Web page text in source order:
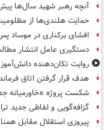
آنچه رهبر شهید سال‌ها
حمایت هلندی‌ها از
افشای برکناری در موساد
دستگیری عامل انتشار
روایت تکان‌دهنده دانش‌آموز
هدف قرار گرفتن اتاق‌
شکست پروژه «خاورمیانه
گزافه‌گویی و لفاظی جدید
پیروزی استقلال مقابل